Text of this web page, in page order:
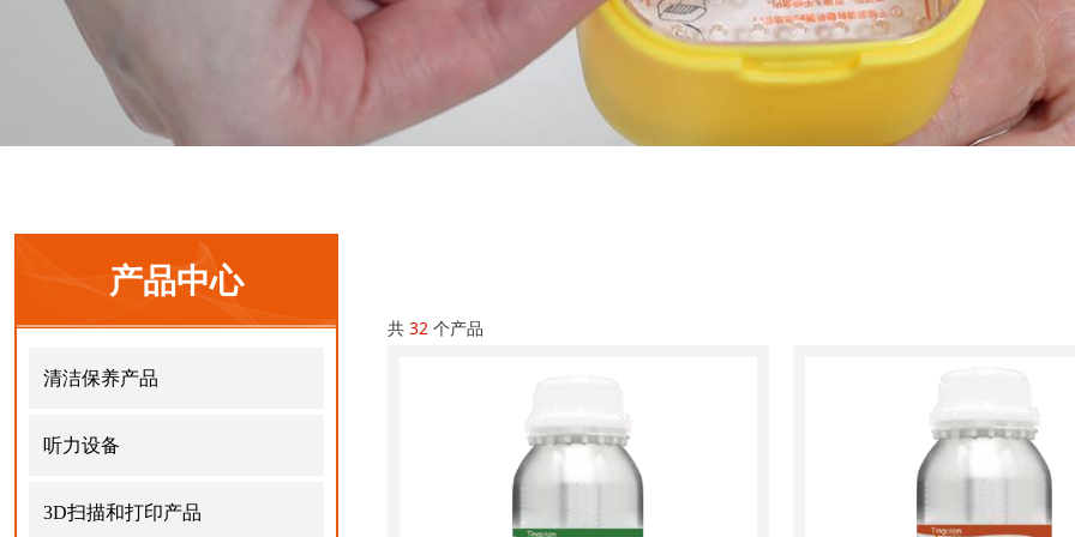
产品中心
清洁保养产品
听力设备
3D扫描和打印产品
共 32 个产品